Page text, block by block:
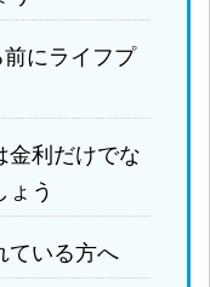
にライフプ
金利だけでな
ょう
ている方へ